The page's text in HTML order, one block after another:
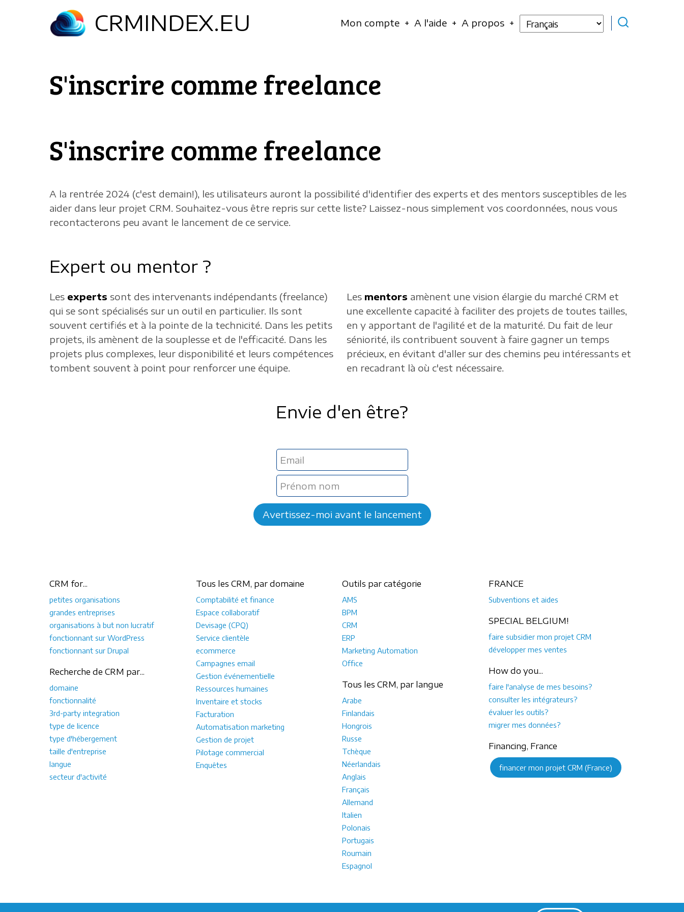
CRMINDEX.EU
Navigation
Mon compte A l'aide A propos
Select
your
S'inscrire comme freelance
S'inscrire comme freelance
A la rentrée 2024 (c'est demain!), les utilisateurs auront la possibilité d'identifier des experts et des mentors susceptibles de les
aider dans leur projet CRM. Souhaitez-vous être repris sur cette liste? Laissez-nous simplement vos coordonnées, nous vous
recontacterons peu avant le lancement de ce service.
Expert ou mentor ?
Les experts sont des intervenants indépendants (freelance)
qui se sont spécialisés sur un outil en particulier. Ils sont
souvent certifiés et à la pointe de la technicité. Dans les petits
projets, ils amènent de la souplesse et de l'efficacité. Dans les
projets plus complexes, leur disponibilité et leurs compétences
tombent souvent à point pour renforcer une équipe.
Les mentors amènent une vision élargie du marché CRM et
une excellente capacité à faciliter des projets de toutes tailles,
en y apportant de l'agilité et de la maturité. Du fait de leur
séniorité, ils contribuent souvent à faire gagner un temps
précieux, en évitant d'aller sur des chemins peu intéressants et
en recadrant là où c'est nécessaire.
Envie d'en être?
CRM for...
petites organisations
grandes entreprises
organisations à but non lucratif
fonctionnant sur WordPress
fonctionnant sur Drupal
Recherche de CRM par...
domaine
fonctionnalité
3rd-party integration
type de licence
type d'hébergement
taille d'entreprise
langue
secteur d'activité
Tous les CRM, par domaine
Comptabilité et finance
Espace collaboratif
Devisage (CPQ)
Service clientèle
ecommerce
Campagnes email
Gestion événementielle
Ressources humaines
Inventaire et stocks
Facturation
Automatisation marketing
Gestion de projet
Pilotage commercial
Enquêtes
Outils par catégorie
AMS
BPM
CRM
ERP
Marketing Automation
Office
Tous les CRM, par langue
Arabe
Finlandais
Hongrois
Russe
Tchèque
Néerlandais
Anglais
Français
Allemand
Italien
Polonais
Portugais
Roumain
Espagnol
FRANCE
Subventions et aides
SPECIAL BELGIUM!
faire subsidier mon projet CRM
développer mes ventes
How do you...
faire l'analyse de mes besoins?
consulter les intégrateurs?
évaluer les outils?
migrer mes données?
Financing, France
financer mon projet CRM (France)